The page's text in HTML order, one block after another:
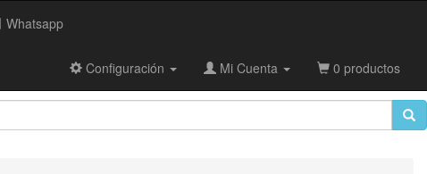
Whatsapp
Configuración Mi Cuenta 0 productos